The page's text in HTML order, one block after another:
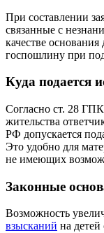
При составлении
связанные с
качестве
госпошлину при
Куда подается
Согласно ст. 28
жительства
РФ допускается
Это удобно для
не имеющих
Законные
Возможность
взысканий на